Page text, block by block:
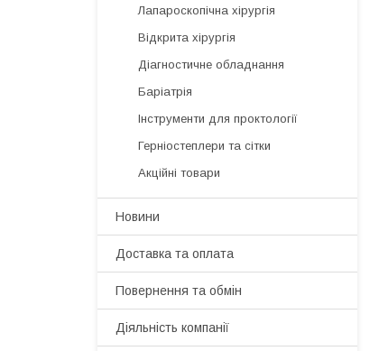
Лапароскопічна хірургія
Відкрита хірургія
Діагностичне обладнання
Баріатрія
Інструменти для проктології
Герніостеплери та сітки
Акційні товари
Новини
Доставка та оплата
Повернення та обмін
Діяльність компанії